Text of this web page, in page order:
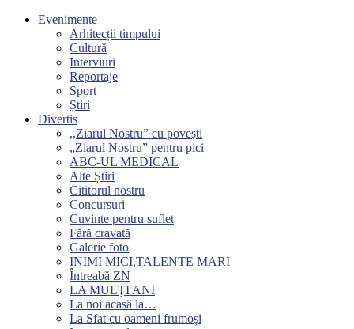
Evenimente
Arhitecții timpului
Cultură
Interviuri
Reportaje
Sport
Știri
Divertis
,,Ziarul Nostru” cu povești
„Ziarul Nostru” pentru pici
ABC-UL MEDICAL
Alte Știri
Cititorul nostru
Concursuri
Cuvinte pentru suflet
Fără cravată
Galerie foto
INIMI MICI,TALENTE MARI
Întreabă ZN
LA MULŢI ANI
La noi acasă la…
La Sfat cu oameni frumoși